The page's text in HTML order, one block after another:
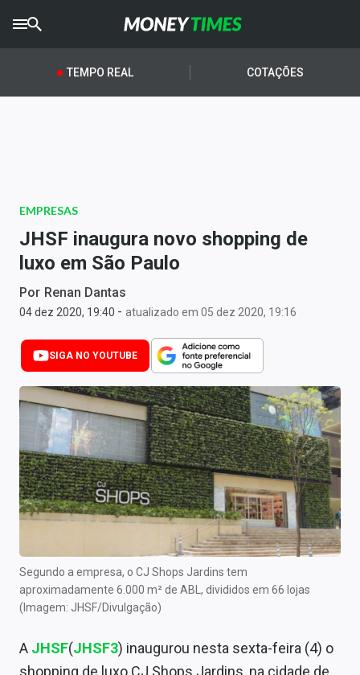
CRYPTOTIMES
AGROTIMES
Newsletters
Money Trader
Anuncie
Últimas Notícias
Newsletters
Cotações
Comprar ou vender?
Carteiras Recomendadas
Central de Dividendos
Central dos IPOs
Finanças Pessoais
TEMPO REAL COTAÇÕES
EMPRESAS
JHSF inaugura novo shopping de
luxo em São Paulo
Por Renan Dantas
04 dez 2020, 19:40 - atualizado em 05 dez 2020, 19:16
SIGA NO YOUTUBE
Segundo a empresa, o CJ Shops Jardins tem
aproximadamente 6.000 m² de ABL, divididos em 66 lojas
(Imagem: JHSF/Divulgação)
A JHSF(JHSF3) inaugurou nesta sexta-feira (4) o